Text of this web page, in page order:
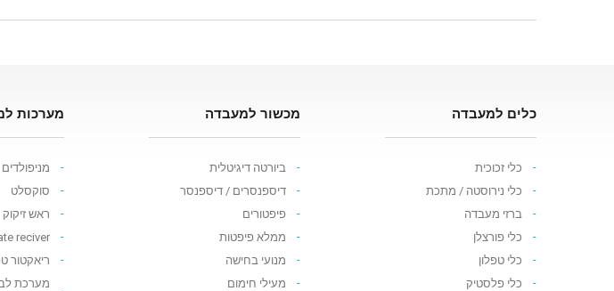
כלים למעבדה
כלי זכוכית
כלי נירוסטה / מתכת
ברזי מעבדה
כלי פורצלן
כלי טפלון
כלי פלסטיק
מכשור למעבדה
ביורטה דיגיטלית
דיספנסרים / דיספנסר
פיפטורים
ממלא פיפטות
מנועי בחישה
מעילי חימום
מערכות
מניפולדים
סוקסלט
ראש זיקוק
reciver
ריאקטור
מערכת